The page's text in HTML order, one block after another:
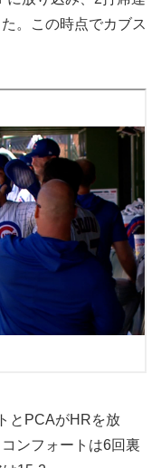
。この時点でカブス
とPCAがHRを放
ンフォートは6回裏